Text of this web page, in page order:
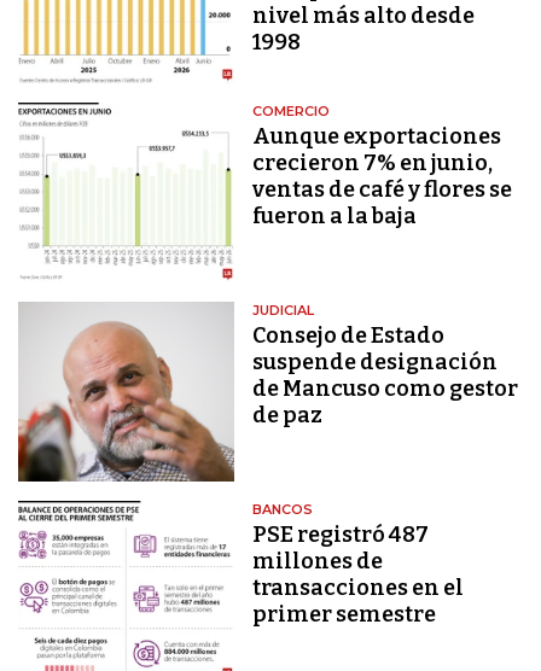
nivel más alto desde
1998
COMERCIO
Aunque exportaciones
crecieron 7% en junio,
ventas de café y flores se
fueron a la baja
JUDICIAL
Consejo de Estado
suspende designación
de Mancuso como gestor
de paz
BANCOS
PSE registró 487
millones de
transacciones en el
primer semestre